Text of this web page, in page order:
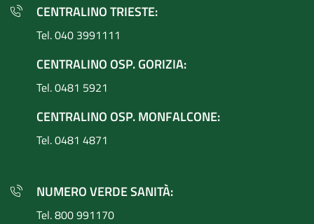
CENTRALINO TRIESTE:
Tel. 040 3991111
CENTRALINO OSP. GORIZIA:
Tel. 0481 5921
CENTRALINO OSP. MONFALCONE:
Tel. 0481 4871
NUMERO VERDE SANITÀ:
Tel. 800 991170